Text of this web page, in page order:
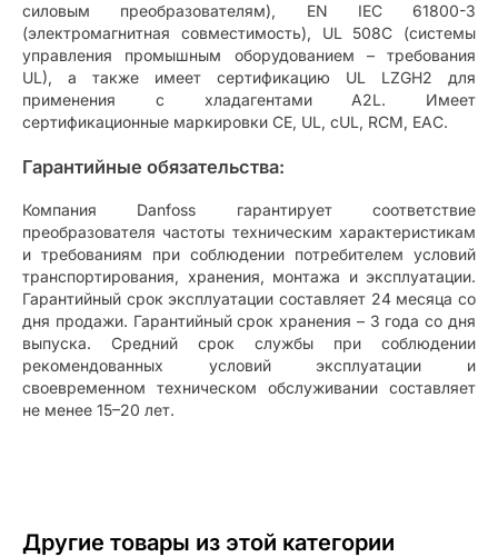
силовым преобразователям), EN IEC 61800-3
(электромагнитная совместимость), UL 508C (системы
управления промышным оборудованием – требования
UL), а также имеет сертификацию UL LZGH2 для
применения с хладагентами A2L. Имеет
сертификационные маркировки CE, UL, cUL, RCM, EAC.
Гарантийные обязательства:
Компания Danfoss гарантирует соответствие
преобразователя частоты техническим характеристикам
и требованиям при соблюдении потребителем условий
транспортирования, хранения, монтажа и эксплуатации.
Гарантийный срок эксплуатации составляет 24 месяца со
дня продажи. Гарантийный срок хранения – 3 года со дня
выпуска. Средний срок службы при соблюдении
рекомендованных условий эксплуатации и
своевременном техническом обслуживании составляет
не менее 15–20 лет.
Другие товары из этой категории